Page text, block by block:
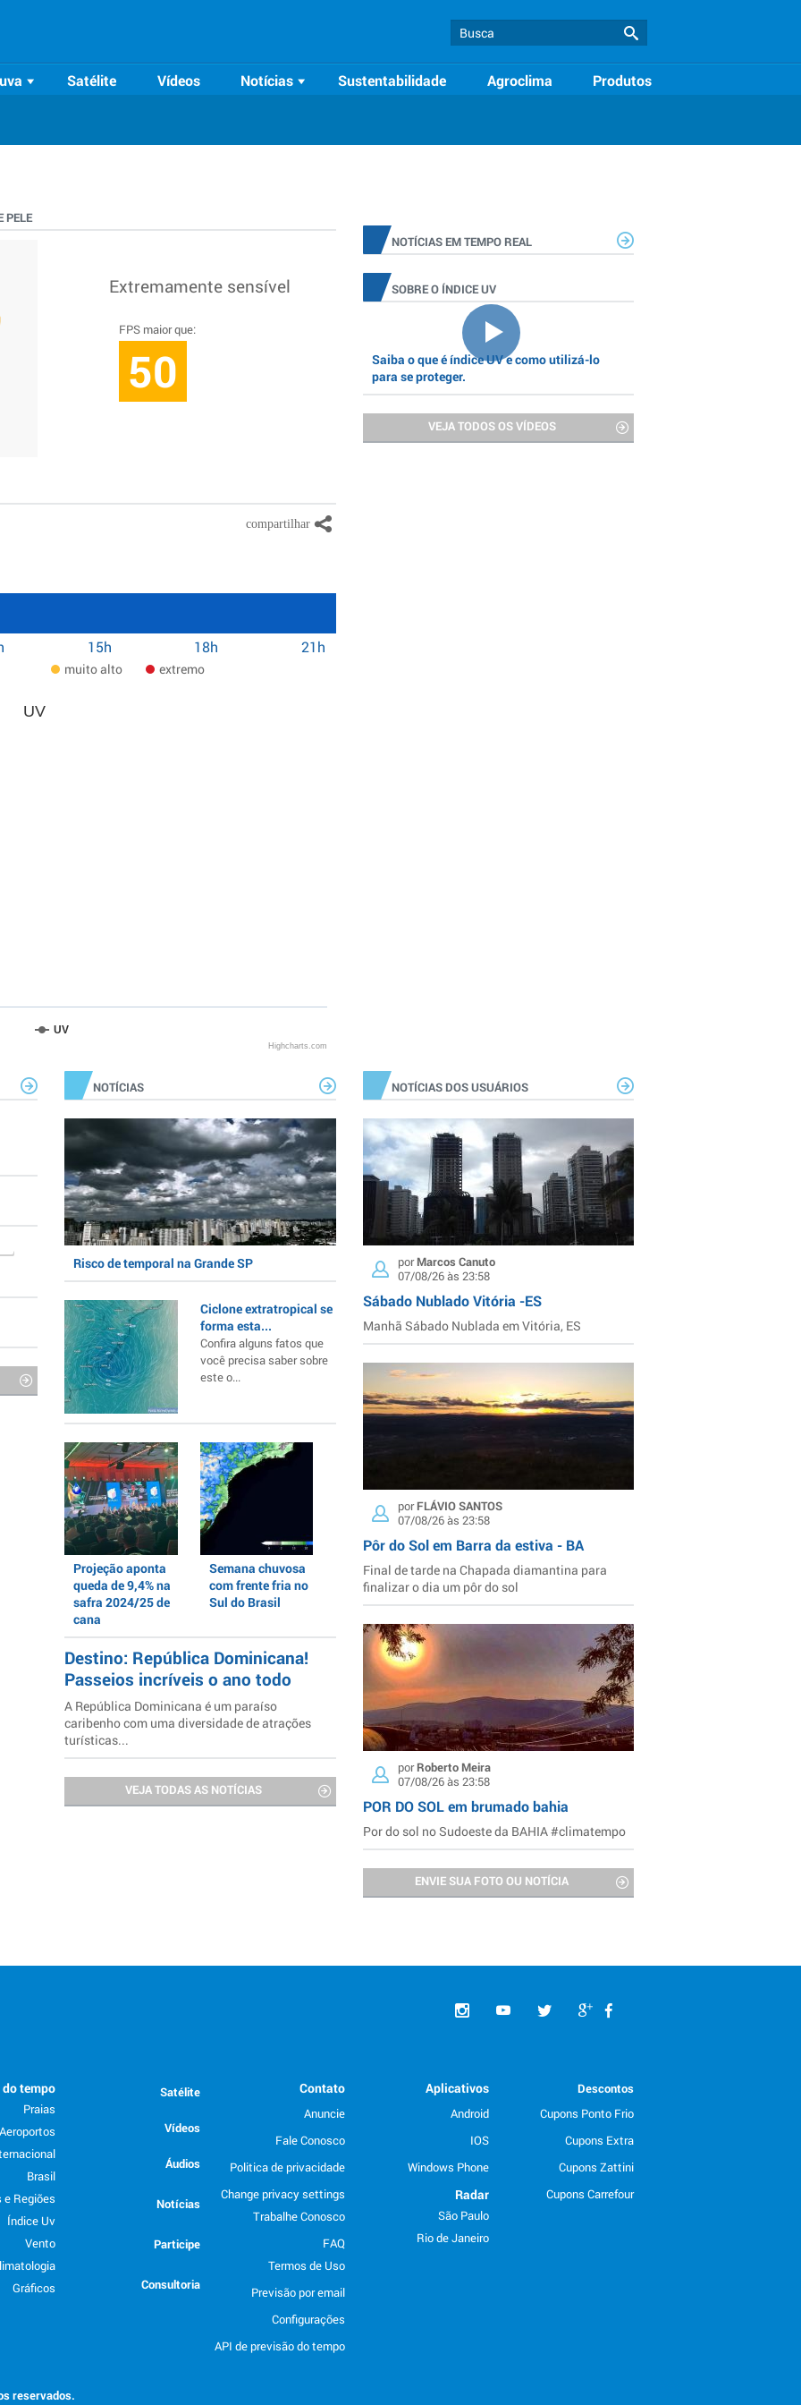
Satélite Vídeos Notícias Sustentabilidade Agroclima Produtos
PELE
Extremamente sensível
FPS maior que:
50
15h 18h 21h
muito alto extremo
UV
UV
Highcharts.com
NOTÍCIAS EM TEMPO REAL
SOBRE O ÍNDICE UV
Saiba o que é índice UV e como utilizá-lo
para se proteger.
VEJA TODOS OS VÍDEOS
NOTÍCIAS
Risco de temporal na Grande SP
Ciclone extratropical se
forma esta...
Confira alguns fatos que
você precisa saber sobre
este o...
Projeção aponta
queda de 9,4% na
safra 2024/25 de
cana
Semana chuvosa
com frente fria no
Sul do Brasil
Destino: República Dominicana!
Passeios incríveis o ano todo
A República Dominicana é um paraíso
caribenho com uma diversidade de atrações
turísticas...
VEJA TODAS AS NOTÍCIAS
NOTÍCIAS DOS USUÁRIOS
porMarcos Canuto
07/08/26 às 23:58
Sábado Nublado Vitória -ES
Manhã Sábado Nublada em Vitória, ES
porFLÁVIO SANTOS
07/08/26 às 23:58
Pôr do Sol em Barra da estiva - BA
Final de tarde na Chapada diamantina para
finalizar o dia um pôr do sol
porRoberto Meira
07/08/26 às 23:58
POR DO SOL em brumado bahia
Por do sol no Sudoeste da BAHIA #climatempo
ENVIE SUA FOTO OU NOTÍCIA
Descontos
Cupons Ponto Frio
Cupons Extra
Cupons Zattini
Cupons Carrefour
Aplicativos
Android
IOS
Windows Phone
Radar
São Paulo
Rio de Janeiro
Contato
Anuncie
Fale Conosco
Politica de privacidade
Change privacy settings
Trabalhe Conosco
FAQ
Termos de Uso
Previsão por email
Configurações
API de previsão do tempo
Satélite
Vídeos
Áudios
Notícias
Participe
Consultoria
tempo
Praias
Aeroportos
Brasil
e Regiões
Índice Uv
Vento
Gráficos
reservados.